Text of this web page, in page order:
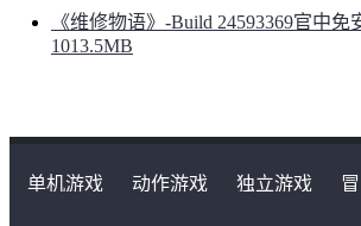
无剧情模式，无游戏结束画面。只有您
《维修物语》-Build 24593369官中免
1013.5MB
单机游戏 动作游戏 独立游戏